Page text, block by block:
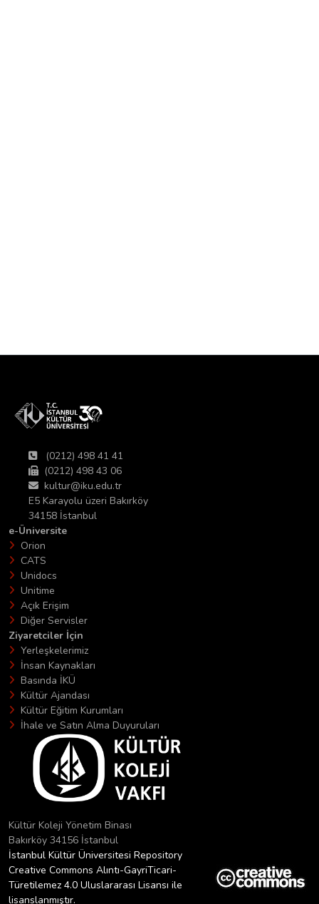
(0212) 498 41 41
(0212) 498 43 06
kultur@iku.edu.tr
E5 Karayolu üzeri Bakırköy
34158 İstanbul
e-Üniversite
Orion
CATS
Unidocs
Unitime
Açık Erişim
Diğer Servisler
Ziyaretciler İçin
Yerleşkelerimiz
İnsan Kaynakları
Basında İKÜ
Kültür Ajandası
Kültür Eğitim Kurumları
İhale ve Satın Alma Duyuruları
Kültür Koleji Yönetim Binası
Bakırköy 34156 İstanbul
İstanbul Kültür Üniversitesi Repository
Creative Commons Alıntı-GayriTicari-
Türetilemez 4.0 Uluslararası Lisansı ile
lisanslanmıştır.